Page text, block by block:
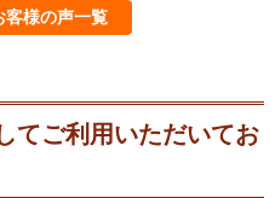
客様の声一覧
てご利用いただいてお